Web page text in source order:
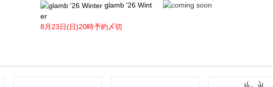
glamb '26 Wint
er
8月23日(日)20時予約〆切